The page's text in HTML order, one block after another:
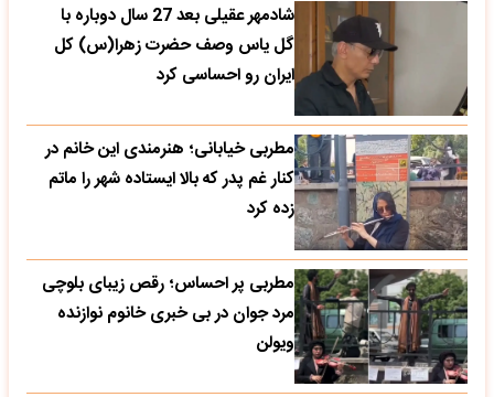
شادمهر عقیلی بعد 27 سال دوباره با
گل یاس وصف حضرت زهرا(س) کل
ایران رو احساسی کرد
مطربی خیابانی؛ هنرمندی این خانم در
کنار غم پدر که بالا ایستاده شهر را ماتم
زده کرد
مطربی پر احساس؛ رقص زیبای بلوچی
مرد جوان در بی خبری خانوم نوازنده
ویولن